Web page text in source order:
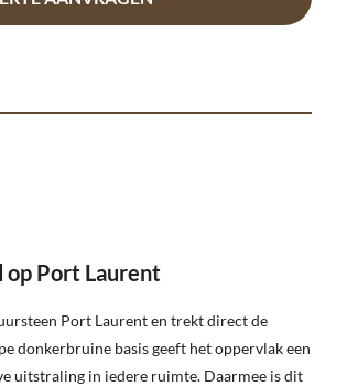
Port Laurent
Port Laurent en trekt direct de
donkerbruine basis geeft het oppervlak een
uitstraling in iedere ruimte. Daarmee is dit